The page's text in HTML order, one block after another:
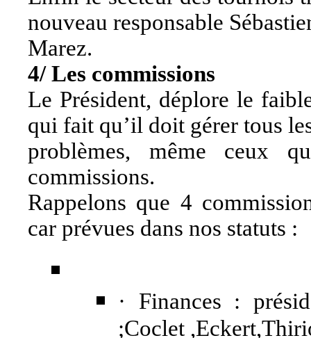
nouveau responsable
Marez.
4/ Les commissions
Le Président, déplore le
qui fait qu’il doit gérer tous
problèmes, même ceux
commissions.
Rappelons que 4
car prévues dans nos statuts :
· Finances :
;Coclet